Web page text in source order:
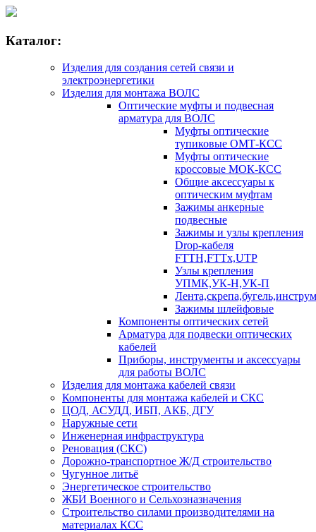
Каталог:
Изделия для создания сетей связи и
электроэнергетики
Изделия для монтажа ВОЛС
Оптические муфты и подвесная
арматура для ВОЛС
Муфты оптические
тупиковые ОМТ-КСС
Муфты оптические
кроссовые МОК-КСС
Общие аксессуары к
оптическим муфтам
Зажимы анкерные
подвесные
Зажимы и узлы крепления
Drop-кабеля
FTTH,FTTx,UTP
Узлы крепления
УПМК,УК-Н,УК-П
Зажимы шлейфовые
Компоненты оптических сетей
Арматура для подвески оптических
кабелей
Приборы, инструменты и аксессуары
для работы ВОЛС
Изделия для монтажа кабелей связи
Компоненты для монтажа кабелей и СКС
ЦОД, АСУДД, ИБП, АКБ, ДГУ
Наружные сети
Инженерная инфраструктура
Реновация (СКС)
Дорожно-транспортное Ж/Д строительство
Чугунное литьё
Энергетическое строительство
ЖБИ Военного и Сельхозназначения
Строительство силами производителями на
материалах КСС